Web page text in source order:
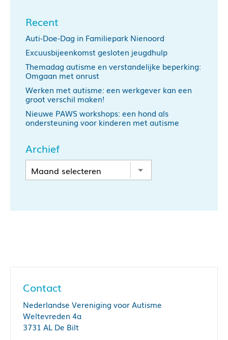
Recent
Auti-Doe-Dag in Familiepark Nienoord
Excuusbijeenkomst gesloten jeugdhulp
Themadag autisme en verstandelijke beperking:
Omgaan met onrust
Werken met autisme: een werkgever kan een
groot verschil maken!
Nieuwe PAWS workshops: een hond als
ondersteuning voor kinderen met autisme
Archief
Contact
Nederlandse Vereniging voor Autisme
Weltevreden 4a
3731 AL De Bilt